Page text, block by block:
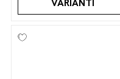
VARIANTI